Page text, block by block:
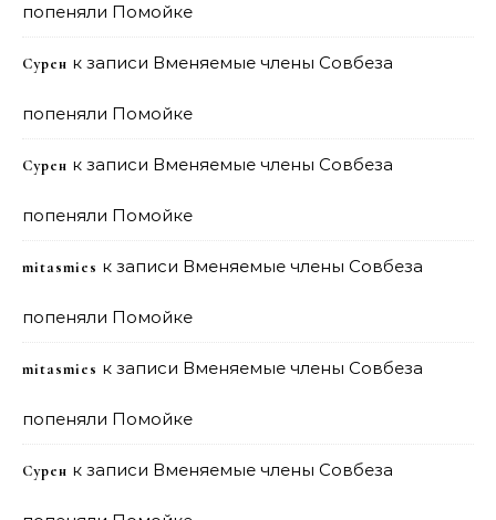
попеняли Помойке
Сурен к записи Вменяемые члены Совбеза
попеняли Помойке
Сурен к записи Вменяемые члены Совбеза
попеняли Помойке
mitasmies к записи Вменяемые члены Совбеза
попеняли Помойке
mitasmies к записи Вменяемые члены Совбеза
попеняли Помойке
Сурен к записи Вменяемые члены Совбеза